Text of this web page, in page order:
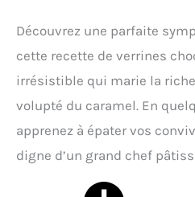
Découvrez une parfaite
cette recette de verrines
irrésistible qui marie la
volupté du caramel. En
apprenez à épater vos
digne d’un grand chef